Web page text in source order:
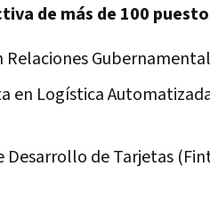
de más de 100
Relaciones
en Logística
Desarrollo de Tarjetas